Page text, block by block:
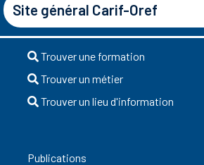
Site général Carif-Oref
Trouver une formation
Trouver un métier
Trouver un lieu d'information
Publications